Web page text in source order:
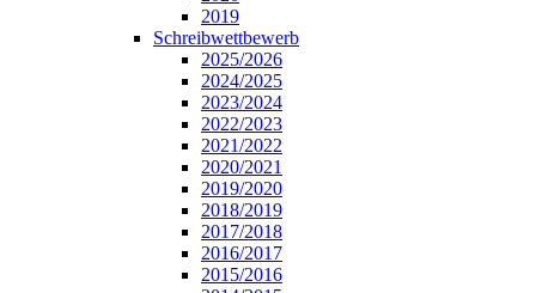
2019
Schreibwettbewerb
2025/2026
2024/2025
2023/2024
2022/2023
2021/2022
2020/2021
2019/2020
2018/2019
2017/2018
2016/2017
2015/2016